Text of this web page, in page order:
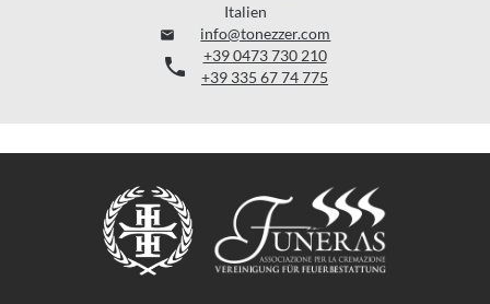
Italien
 info@tonezzer.com

+39 0473 730 210
+39 335 67 74 775